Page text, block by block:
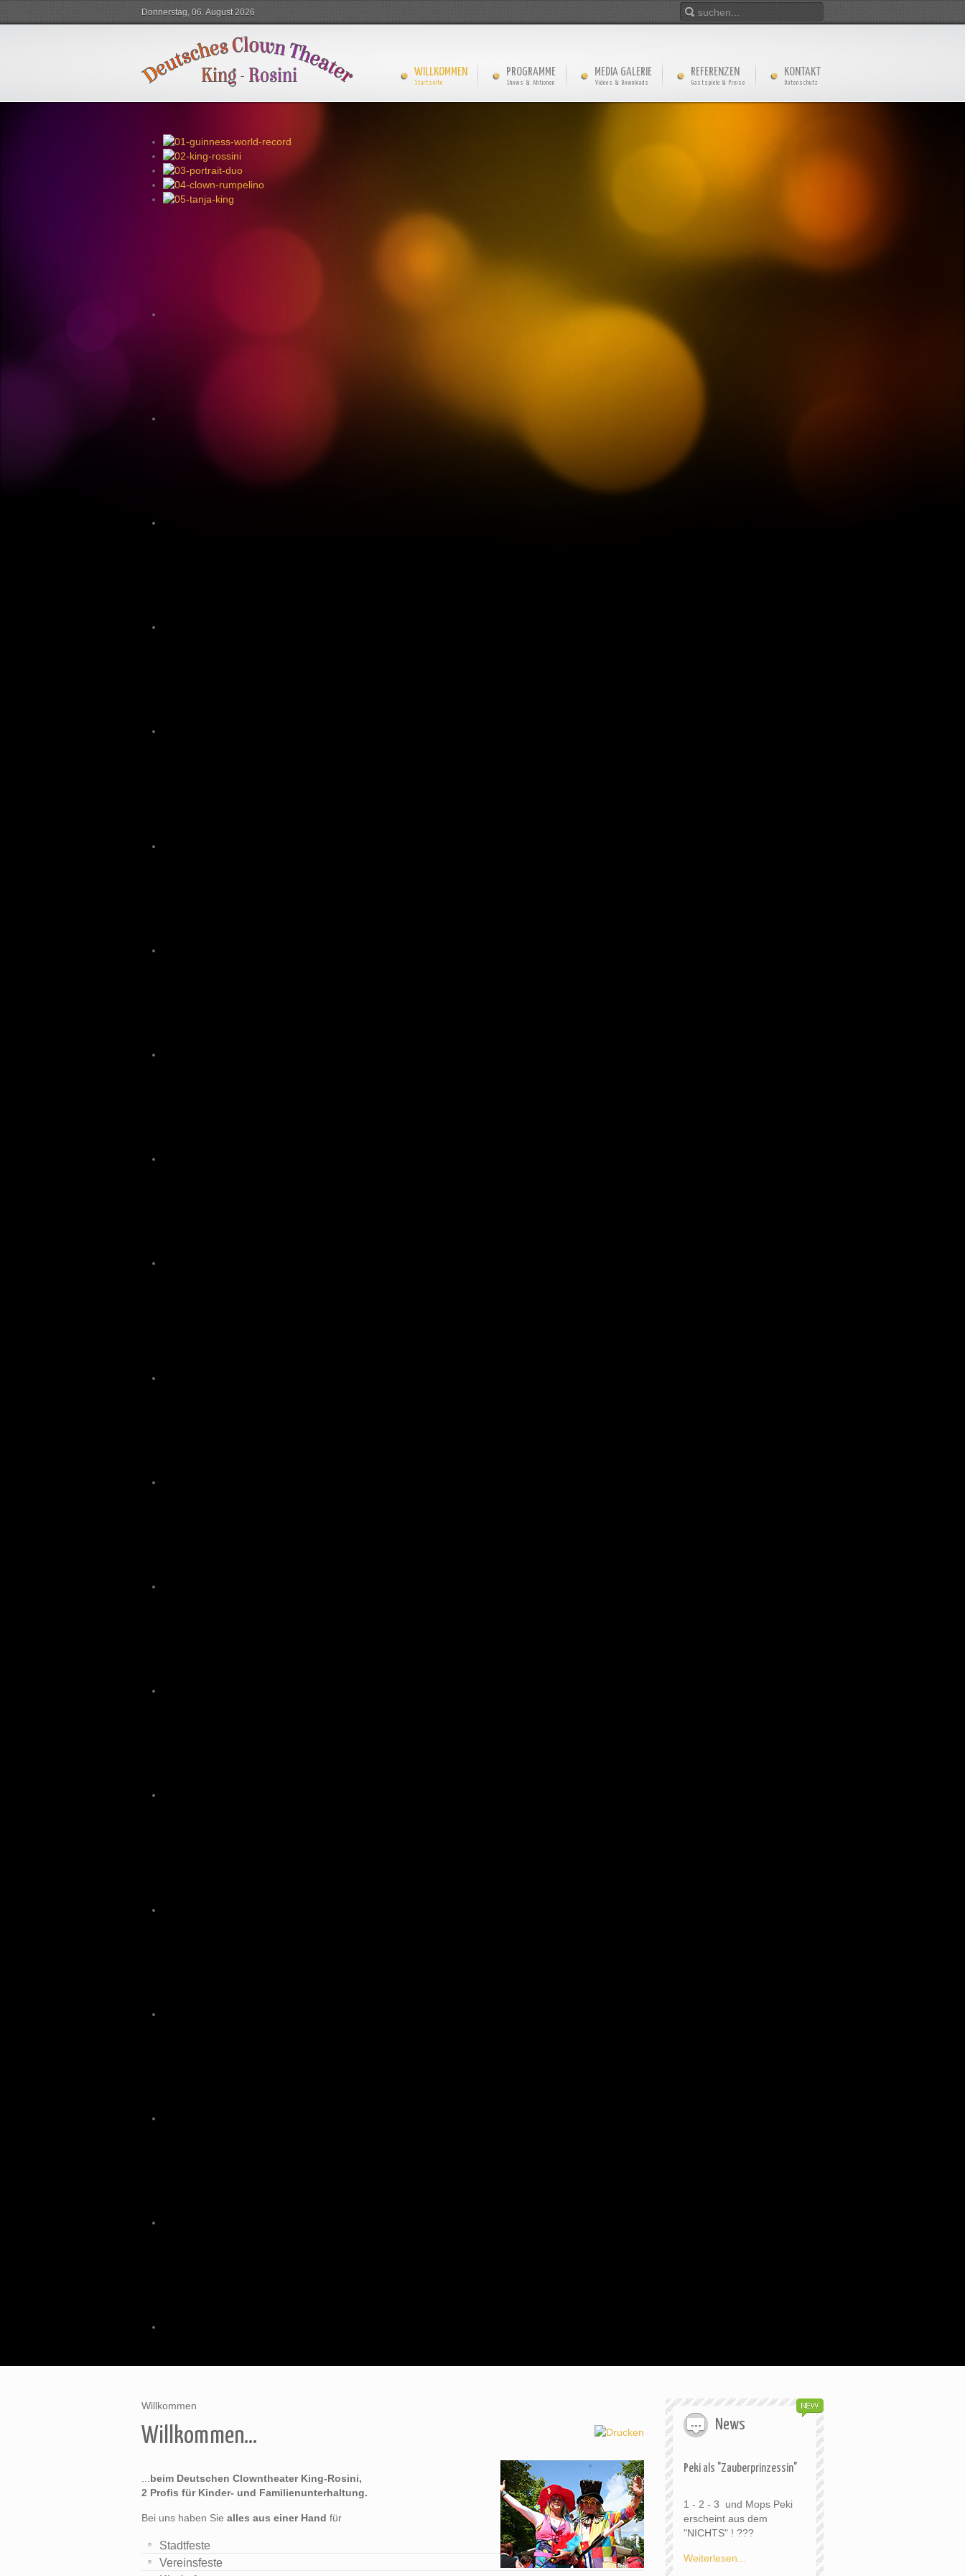
Donnerstag, 06. August 2026
WILLKOMMEN
Startseite
PROGRAMME
Shows & Aktionen
MEDIA GALERIE
Videos & Downloads
REFERENZEN
Gastspiele & Preise
KONTAKT
Datenschutz
Willkommen
Willkommen...
beim Deutschen Clowntheater King-Rosini,
2 Profis für Kinder- und Familienunterhaltung.
Bei uns haben Sie alles aus einer Hand für
Stadtfeste
Vereinsfeste
News
Peki als "Zauberprinzessin"
1 - 2 - 3 und Mops Peki
erscheint aus dem
"NICHTS" ! ???
Weiterlesen...